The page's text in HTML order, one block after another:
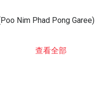
Nim Phad Pong Garee)
查看全部